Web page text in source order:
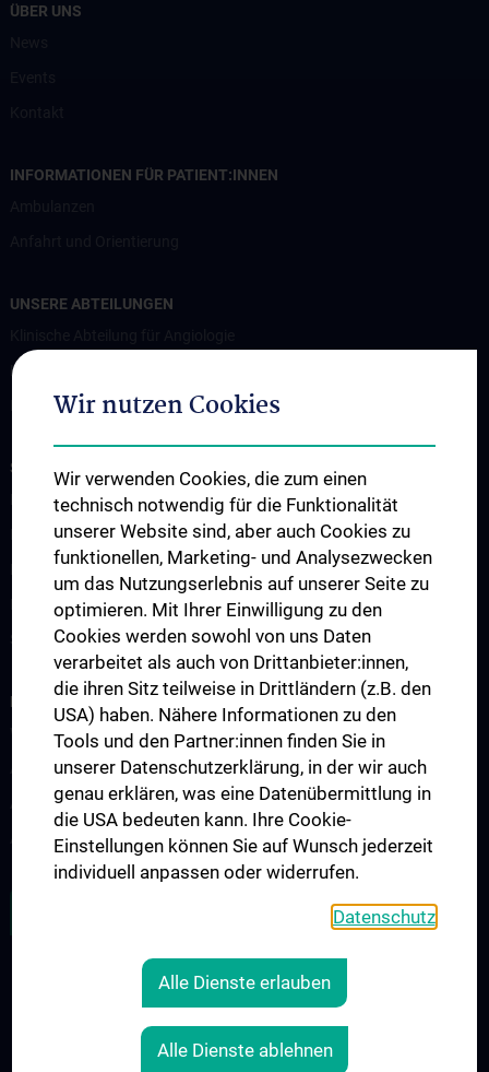
ÜBER UNS
INFORMATIONEN FÜR PATIENT:INNEN
UNSERE ABTEILUNGEN
Klinische Abteilung für Kardiologie
Klinische Abteilung für Pulmologie
STUDIUM, AUS- UND WEITERBILDUNG
Lehre an der Universitätsklinik für Innere Medizin II
Famulatur und KPJ
Mentoring Programme
Postgraduale Programme
Sekretariat
FORSCHUNG
Wissenschaft und Forschung
Abteilung für Angiologie
Abteilung für Kardiologie
Abteilung für Pulmologie
COOKIE-EINSTELLUNGEN
Wir nutzen Cookies
Wir verwenden Cookies, die zum einen
technisch notwendig für die Funktionalität
unserer Website sind, aber auch Cookies zu
funktionellen, Marketing- und Analysezwecken
um das Nutzungserlebnis auf unserer Seite zu
optimieren. Mit Ihrer Einwilligung zu den
Cookies werden sowohl von uns Daten
verarbeitet als auch von Drittanbieter:innen,
die ihren Sitz teilweise in Drittländern (z.B. den
USA) haben. Nähere Informationen zu den
Tools und den Partner:innen finden Sie in
unserer Datenschutzerklärung, in der wir auch
genau erklären, was eine Datenübermittlung in
die USA bedeuten kann. Ihre Cookie-
Einstellungen können Sie auf Wunsch jederzeit
individuell anpassen oder widerrufen.
Datenschutz
Alle Dienste erlauben
Alle Dienste ablehnen